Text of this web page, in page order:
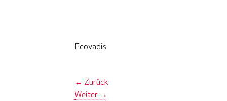
Ecovadis
← Zurück
Weiter →